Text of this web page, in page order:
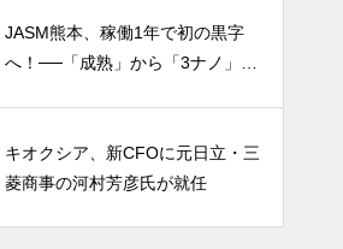
JASM熊本、稼働1年で初の黒字
へ！──「成熟」から「3ナノ」へ
キオクシア、新CFOに元日立・三
菱商事の河村芳彦氏が就任